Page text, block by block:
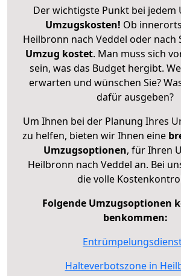
Der wichtigste Punkt bei jedem
Umzugskosten! Ob
Heilbronn nach Veddel oder nach
Umzug kostet. Man muss sich
sein, was das Budget hergibt.
erwarten und wünschen Sie?
dafür ausgeben?
Um Ihnen bei der Planung Ihres
zu helfen, bieten wir Ihnen eine
Umzugsoptionen, für Ihren
Heilbronn nach Veddel an. Bei
die volle
Folgende Umzugsoptionen
benkommen:
Halteverbotszone in